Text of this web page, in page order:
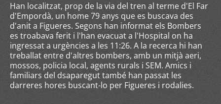
Han localitzat, prop de la via del tren al terme d'El Far
d'Empordà, un home 79 anys que es buscava des
d'anit a Figueres. Segons han informat els Bombers
es troabava ferit i l'han evacuat a l'Hospital on ha
ingressat a urgències a les 11:26. A la recerca hi han
treballat entre d'altres bombers, amb un mitjà aeri,
mossos, policia local, agents rurals i SEM. Amics i
familiars del dsaparegut també han passat les
darreres hores buscant-lo per Figueres i rodalies.